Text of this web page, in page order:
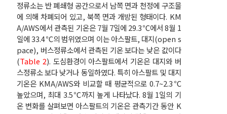
정류소는 반 폐쇄형 공간으로서 남쪽 면과 천정에 구조물
에 의해 차폐되어 있고, 북쪽 면과 개방된 형태이다. KM
A/AWS에서 관측된 기온은 7월 7일에 29.3℃에서 8월 1
일에 33.4℃의 범위였으며 이는 아스팔트, 대지(open s
pace), 버스정류소에서 관측된 기온 보다는 낮은 값이다
(Table 2). 도심환경이 아스팔트에서 기온은 대지와 버
스정류소 보다 낮거나 동일하였다. 특히 아스팔트 및 대지
기온은 KMA/AWS와 비교할 때 평균적으로 0.7~2.3℃
높았으며, 최대 3.5℃까지 높게 나타났다. 8월 1일의 기
온 변화를 살펴보면 아스팔트의 기온은 관측기간 동안 K